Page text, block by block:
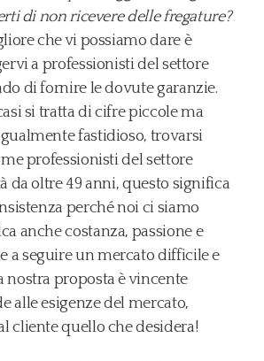
di non ricevere delle fregature?
che vi possiamo dare è
a professionisti del settore
di fornire le dovute garanzie.
si tratta di cifre piccole ma
fastidioso, trovarsi
professionisti del settore
da oltre 49 anni, questo significa
perché noi ci siamo
anche costanza, passione e
a seguire un mercato difficile e
nostra proposta è vincente
alle esigenze del mercato,
cliente quello che desidera!